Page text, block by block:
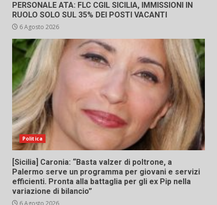
PERSONALE ATA: FLC CGIL SICILIA, IMMISSIONI IN
RUOLO SOLO SUL 35% DEI POSTI VACANTI
6 Agosto 2026
Politica
[Sicilia] Caronia: “Basta valzer di poltrone, a
Palermo serve un programma per giovani e servizi
efficienti. Pronta alla battaglia per gli ex Pip nella
variazione di bilancio”